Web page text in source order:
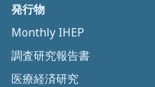
発行物
Monthly IHEP
調査研究報告書
医療経済研究